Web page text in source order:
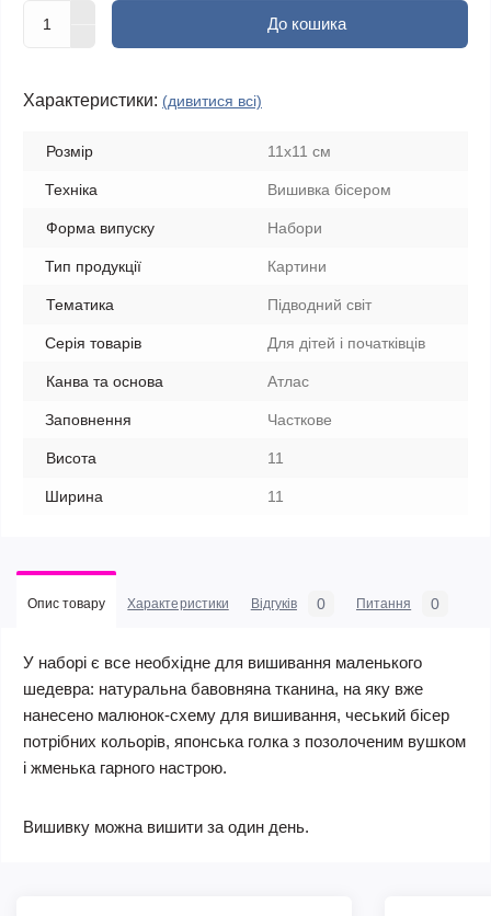
До кошика
Характеристики: (дивитися всі)
Розмір 11х11 см
Техніка Вишивка бісером
Форма випуску Набори
Тип продукції Картини
Тематика Підводний світ
Серія товарів Для дітей і початківців
Канва та основа Атлас
Заповнення Часткове
Висота 11
Ширина 11
Опис товару Характеристики Відгуків 0 Питання 0
У наборі є все необхідне для вишивання маленького
шедевра: натуральна бавовняна тканина, на яку вже
нанесено малюнок-схему для вишивання, чеський бісер
потрібних кольорів, японська голка з позолоченим вушком
і жменька гарного настрою.
Вишивку можна вишити за один день.